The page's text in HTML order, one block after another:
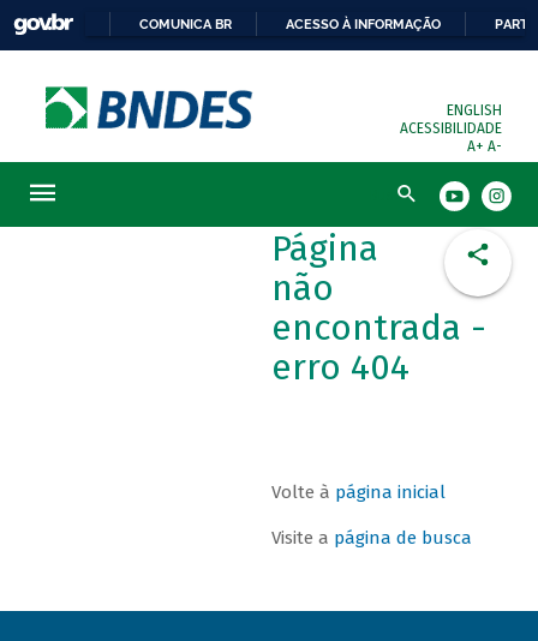
COMUNICA BR ACESSO À INFORMAÇÃO
ENGLISH
ACESSIBILIDADE
A+ A-
Busca
Página
não
encontrada -
erro 404
Volte à página inicial
Visite a página de busca